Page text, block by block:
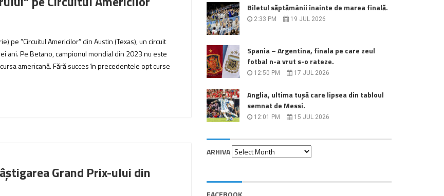
pe ”Circuitul Americilor” din Austin (Texas), un circuit
ani. Pe Betano, campionul mondial din 2023 nu este
americană. Fără succes în precedentele opt curse
Grand Prix-ului din
Biletul săptămânii înainte de marea finală.
2:33 PM 19 JUL 2026
Spania – Argentina, finala pe care zeul
fotbal n-a vrut s-o rateze.
12:50 PM 17 JUL 2026
Anglia, ultima tușă care lipsea din tabloul
semnat de Messi.
12:01 PM 15 JUL 2026
ARHIVA
Arhiva